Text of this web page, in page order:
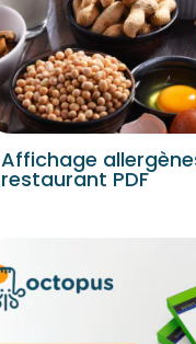
Affichage
restaurant PDF